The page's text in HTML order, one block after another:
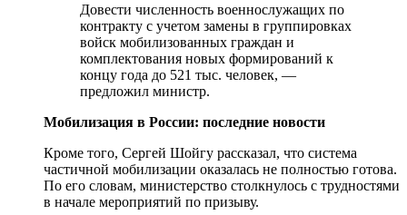
Довести численность военнослужащих по
контракту с учетом замены в группировках
войск мобилизованных граждан и
комплектования новых формирований к
концу года до 521 тыс. человек, —
предложил министр.
Мобилизация в России: последние новости
Кроме того, Сергей Шойгу рассказал, что система
частичной мобилизации оказалась не полностью готова.
По его словам, министерство столкнулось с трудностями
в начале мероприятий по призыву.